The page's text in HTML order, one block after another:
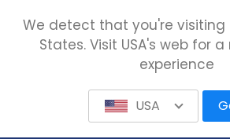
We detect that you're visiting
States. Visit USA's web for
experience
USA